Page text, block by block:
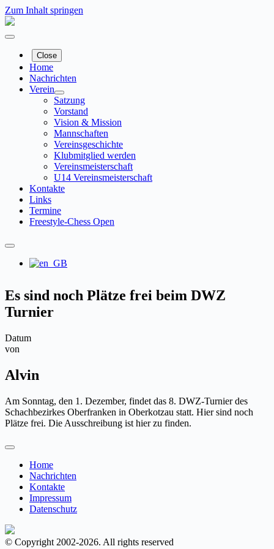
Zum Inhalt springen
Close
Home
Nachrichten
Verein
Satzung
Vorstand
Vision & Mission
Mannschaften
Vereinsgeschichte
Klubmitglied werden
Vereinsmeisterschaft
U14 Vereinsmeisterschaft
Kontakte
Links
Termine
Freestyle-Chess Open
Es sind noch Plätze frei beim DWZ
Turnier
Datum
von
Alvin
Am Sonntag, den 1. Dezember, findet das 8. DWZ-Turnier des
Schachbezirkes Oberfranken in Oberkotzau statt. Hier sind noch
Plätze frei. Die Ausschreibung ist hier zu finden.
Home
Nachrichten
Kontakte
Impressum
Datenschutz
© Copyright 2002-2026. All rights reserved